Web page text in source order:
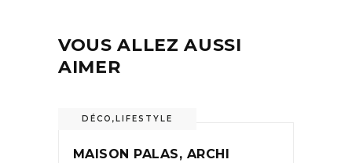
VOUS ALLEZ AUSSI
AIMER
DÉCO , LIFESTYLE
MAISON PALAS, ARCHI